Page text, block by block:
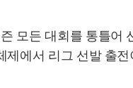
모든 대회를 통틀어
제에서 리그 선발 출